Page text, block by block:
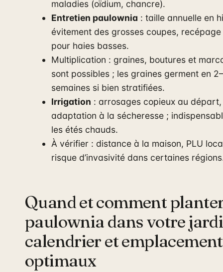
maladies (oïdium, chancre).
Entretien paulownia : taille annuelle en
évitement des grosses coupes,
pour haies basses.
Multiplication : graines, boutures et
sont possibles ; les graines germent en
semaines si bien stratifiées.
Irrigation : arrosages copieux au départ,
adaptation à la sécheresse ;
les étés chauds.
À vérifier : distance à la maison, PLU
risque d’invasivité dans certaines
Quand et comment
paulownia dans votre
calendrier et emplacement
optimaux